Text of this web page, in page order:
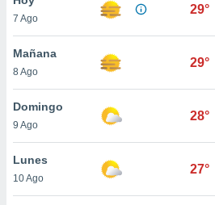
y
en
más
de
7 Ago
29°
Mañana
8 Ago
29°
Domingo
9 Ago
28°
Lunes
10 Ago
27°